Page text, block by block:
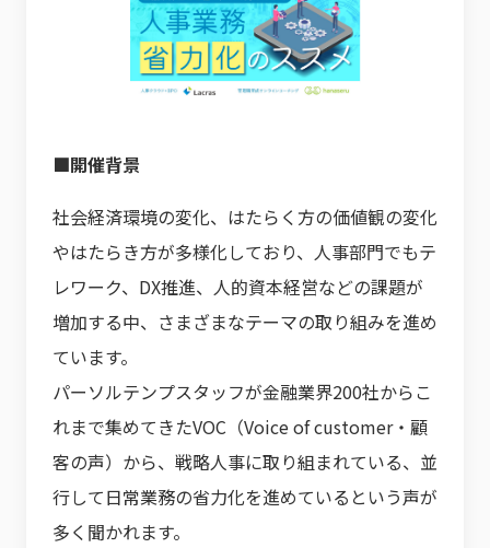
■開催背景
社会経済環境の変化、はたらく方の価値観の変化
やはたらき方が多様化しており、人事部門でもテ
レワーク、DX推進、人的資本経営などの課題が
増加する中、さまざまなテーマの取り組みを進め
ています。
パーソルテンプスタッフが金融業界200社からこ
れまで集めてきたVOC（Voice of customer・顧
客の声）から、戦略人事に取り組まれている、並
行して日常業務の省力化を進めているという声が
多く聞かれます。